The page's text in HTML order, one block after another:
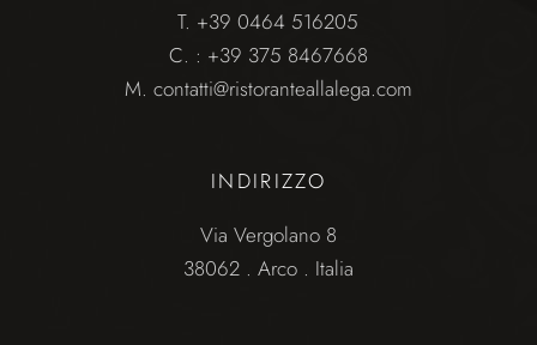
T. +39 0464 516205
C. : +39 375 8467668
M. contatti@ristoranteallalega.com
INDIRIZZO
Via Vergolano 8
38062 . Arco . Italia